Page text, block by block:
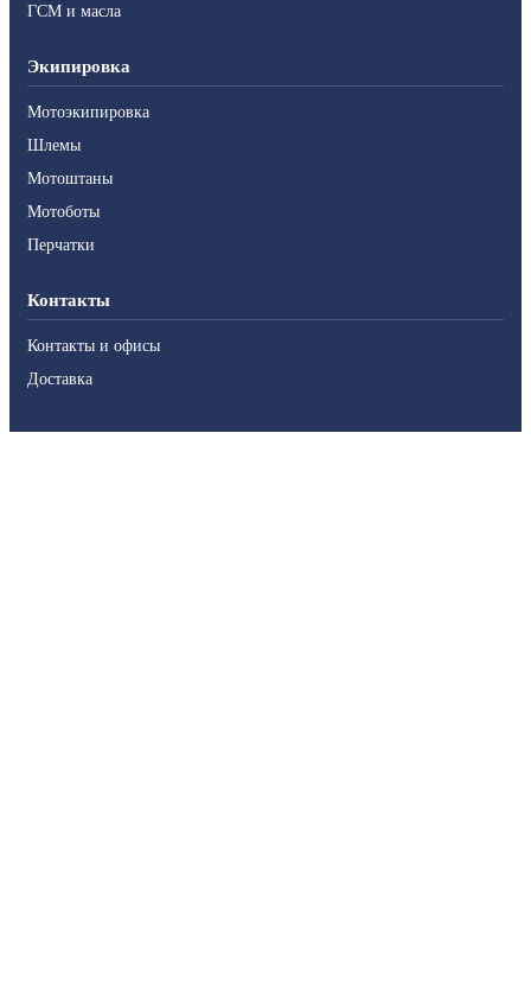
ГСМ и масла
Экипировка
Мотоэкипировка
Шлемы
Мотоштаны
Мотоботы
Перчатки
Контакты
Контакты и офисы
Доставка